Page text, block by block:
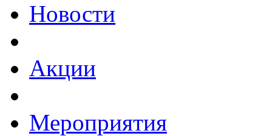
Новости
Акции
Мероприятия